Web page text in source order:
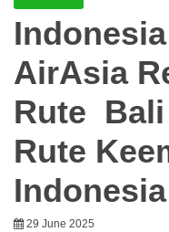
Indonesia
AirAsia
Rute Bali
Rute
29 June 2025